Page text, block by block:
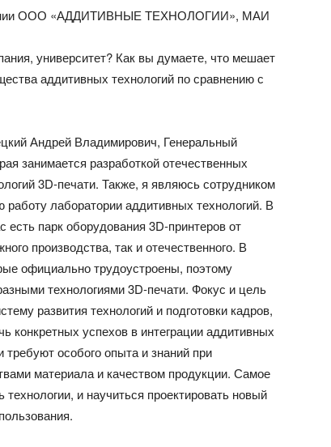
ООО «АДДИТИВНЫЕ ТЕХНОЛОГИИ», МАИ
университет? Как вы думаете, что мешает
аддитивных технологий по сравнению с
Андрей Владимирович, Генеральный
разработкой отечественных
3D-печати. Также, я являюсь сотрудником
лаборатории аддитивных технологий. В
парк оборудования 3D-принтеров от
производства, так и отечественного. В
официально трудоустроены, поэтому
технологиями 3D-печати. Фокус и цель
развития технологий и подготовки кадров,
конкретных успехов в интеграции аддитивных
требуют особого опыта и знаний при
материала и качеством продукции. Самое
и научиться проектировать новый